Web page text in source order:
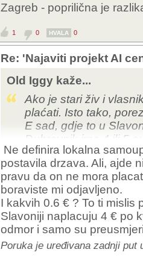
Nikada njima nece
u Slavoniji, doduse
demenciju) i u domu
Kako za ime Boga
Dubrovniku kao u
prodati, nitko je nece
kao kuca nista
I da se nadovezem -
koja vrijedi x15 vise
Zagreb - poprilična je
1 0 HVALA 0
Re: 'Najaviti projekt AI
Old Iggy kaže...
Ako je stari živ i
plaćati. Isto tako,
E sad, gdje to u
Dubrovnik ima 4 ili 5
većina Slavonije ili
Ne definira lokalna
postavila drzava. Ali, ajde
pravu da on ne mora
boraviste mi odjavljeno.
I kakvih 0.6 € ? To ti mislis
Slavoniji naplacuju 4 € po
odmor i samo su
Poruka je uređivana zadnji put